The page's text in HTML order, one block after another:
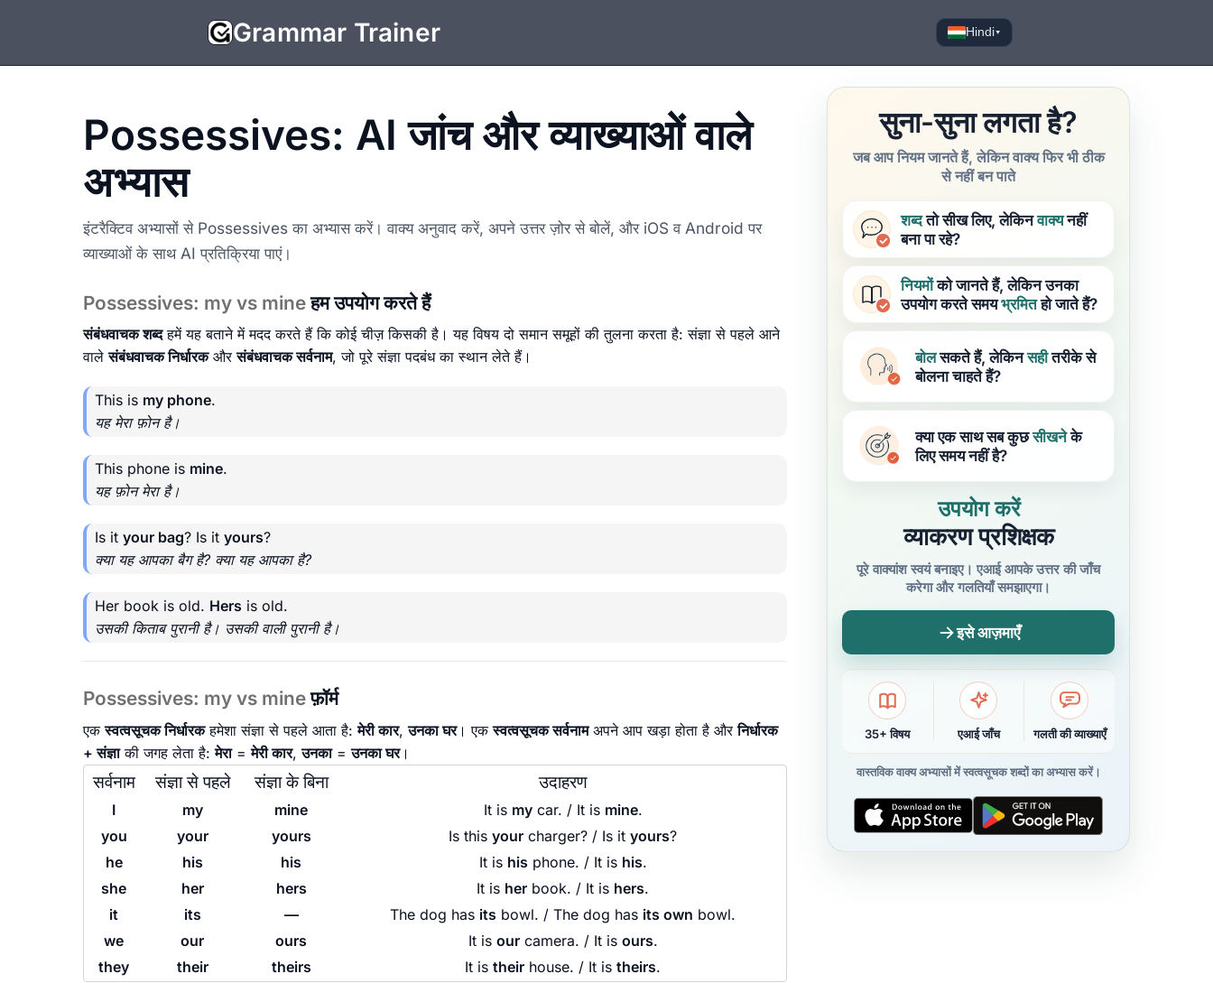
Grammar Trainer Hindi▾
Possessives: AI जांच और व्याख्याओं वाले
अभ्यास
इंटरैक्टिव अभ्यासों से Possessives का अभ्यास करें। वाक्य अनुवाद करें, अपने उत्तर ज़ोर से बोलें, और iOS व Android पर
व्याख्याओं के साथ AI प्रतिक्रिया पाएं।
Possessives: my vs mineहम उपयोग करते हैं
संबंधवाचक शब्दहमें यह बताने में मदद करते हैं कि कोई चीज़ किसकी है। यह विषय दो समान समूहों की तुलना करता है: संज्ञा से पहले आने
वालेसंबंधवाचक निर्धारकऔरसंबंधवाचक सर्वनाम, जो पूरे संज्ञा पदबंध का स्थान लेते हैं।
This is my phone.
यह मेरा फ़ोन है।
This phone is mine.
यह फ़ोन मेरा है।
Is it your bag? Is it yours?
क्या यह आपका बैग है? क्या यह आपका है?
Her book is old. Hers is old.
उसकी किताब पुरानी है। उसकी वाली पुरानी है।
Possessives: my vs mineफ़ॉर्म
एकस्वत्वसूचक निर्धारकहमेशा संज्ञा से पहले आता है:मेरी कार,उनका घर। एकस्वत्वसूचक सर्वनामअपने आप खड़ा होता है औरनिर्धारक
+ संज्ञाकी जगह लेता है:मेरा=मेरी कार,उनका=उनका घर।
सर्वनाम संज्ञा से पहले संज्ञा के बिना उदाहरण
I my mine It is mycar. / It is mine.
you
your yours Is this your charger? / Is it yours?
he
his his It is his phone. / It is his.
she
her hers It is her book. / It is hers.
it
its — The dog has its bowl. / The dog has its own bowl.
we
our ours It is ourcamera. / It is ours.
they
their theirs It is their house. / It is theirs.
सुना-सुना लगता है?
जब आप नियम जानते हैं, लेकिन वाक्य फिर भी ठीक
से नहीं बन पाते
शब्दतो सीख लिए, लेकिनवाक्यनहीं
बना पा रहे?
नियमोंको जानते हैं, लेकिन उनका
उपयोग करते समयभ्रमितहो जाते हैं?
बोलसकते हैं, लेकिनसहीतरीके से
बोलना चाहते हैं?
क्या एक साथ सब कुछसीखनेके
लिए समय नहीं है?
उपयोग करें
व्याकरण प्रशिक्षक
पूरे वाक्यांश स्वयं बनाइए। एआई आपके उत्तर की जाँच
करेगा और गलतियाँ समझाएगा।
इसे आज़माएँ
35+ विषय एआई जाँच गलती की व्याख्याएँ
वास्तविक वाक्य अभ्यासों में स्वत्वसूचक शब्दों का अभ्यास करें।